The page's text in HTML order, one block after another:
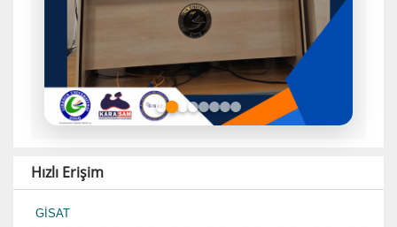
Hızlı Erişim
GİSAT